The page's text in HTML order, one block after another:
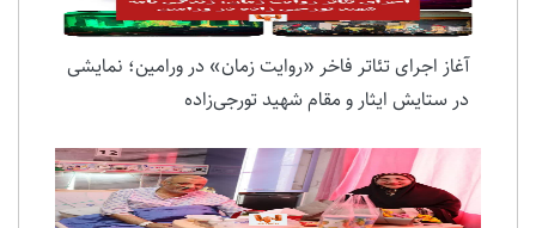
آغاز اجرای تئاتر فاخر «روایت زمان» در ورامین؛ نمایشی
در ستایش ایثار و مقام شهید تورجی‌زاده